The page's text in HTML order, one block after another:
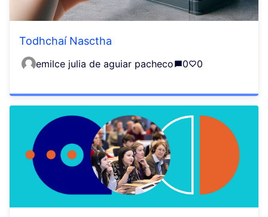
Todhchaí Nasctha
emilce julia de aguiar pacheco 0 0